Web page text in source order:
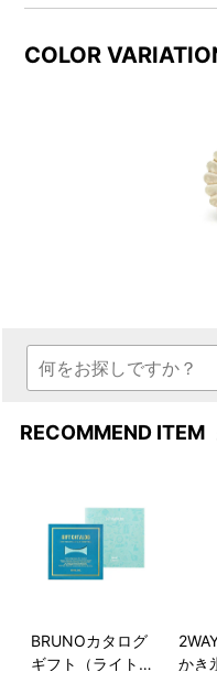
COLOR
RECOMMEND ITEM
BRUNOカタログ
ギフト（ライトブ
かき